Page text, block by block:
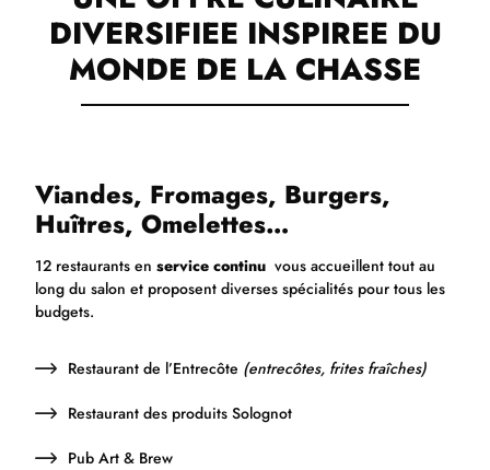
DIVERSIFIEE INSPIREE DU
MONDE DE LA CHASSE
Viandes, Fromages, Burgers,
Huîtres, Omelettes…
12 restaurants en service continu vous accueillent tout au
long du salon et proposent diverses spécialités pour tous les
budgets.
Restaurant de l’Entrecôte (entrecôtes, frites fraîches)
Restaurant des produits Solognot
Pub Art & Brew